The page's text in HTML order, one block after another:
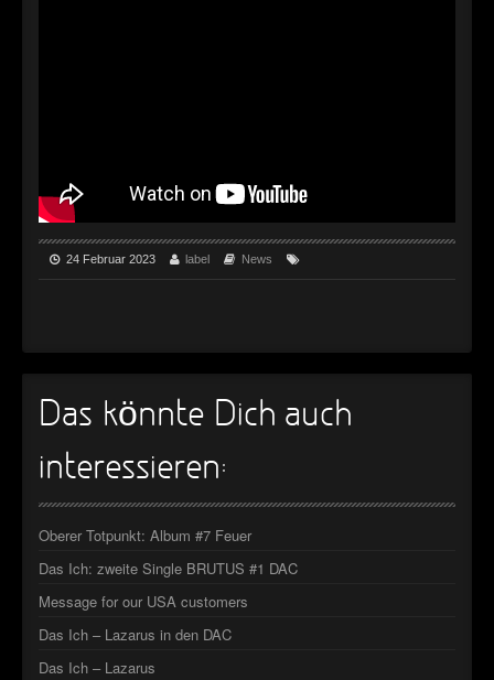
24 Februar 2023 label News
Das könnte Dich auch
interessieren:
Oberer Totpunkt: Album #7 Feuer
Das Ich: zweite Single BRUTUS #1 DAC
Message for our USA customers
Das Ich – Lazarus in den DAC
Das Ich – Lazarus